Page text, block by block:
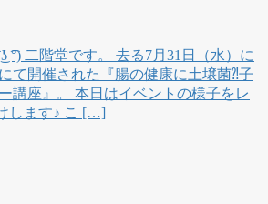
͡°) 二階堂です。 去る7月31日（水）に
て開催された『腸の健康に土壌菌⁈子
講座』。 本日はイベントの様子をレ
します♪ こ […]